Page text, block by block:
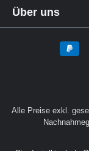
Über uns
Alle Preise exkl.